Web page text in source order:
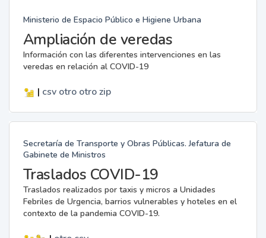
Ministerio de Espacio Público e Higiene Urbana
Ampliación de veredas
Información con las diferentes intervenciones en las
veredas en relación al COVID-19
| csv otro otro zip
Secretaría de Transporte y Obras Públicas. Jefatura de
Gabinete de Ministros
Traslados COVID-19
Traslados realizados por taxis y micros a Unidades
Febriles de Urgencia, barrios vulnerables y hoteles en el
contexto de la pandemia COVID-19.